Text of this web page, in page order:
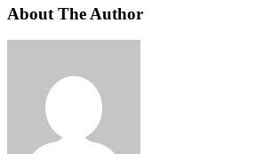
About The Author